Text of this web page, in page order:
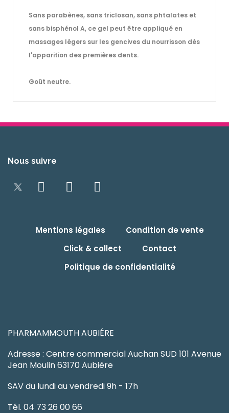
Sans parabènes, sans triclosan, sans phtalates et
sans bisphénol A, ce gel peut être appliqué en
massages légers sur les gencives du nourrisson dès
l'apparition des premières dents.
Goût neutre.
Nous suivre
Mentions légales
Condition de vente
Click & collect
Contact
Politique de confidentialité
PHARMAMMOUTH AUBIÉRE
Adresse : Centre commercial Auchan SUD 101 Avenue
Jean Moulin 63170 Aubière
SAV du lundi au vendredi 9h - 17h
Tél. 04 73 26 00 66